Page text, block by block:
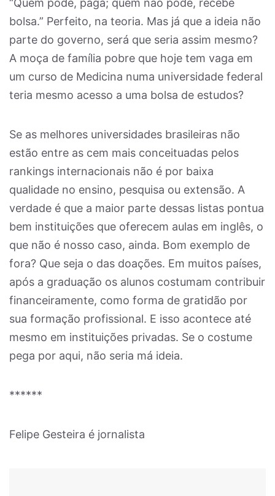
“Quem pode, paga; quem não pode, recebe
bolsa.” Perfeito, na teoria. Mas já que a ideia não
parte do governo, será que seria assim mesmo?
A moça de família pobre que hoje tem vaga em
um curso de Medicina numa universidade federal
teria mesmo acesso a uma bolsa de estudos?
Se as melhores universidades brasileiras não
estão entre as cem mais conceituadas pelos
rankings internacionais não é por baixa
qualidade no ensino, pesquisa ou extensão. A
verdade é que a maior parte dessas listas pontua
bem instituições que oferecem aulas em inglês, o
que não é nosso caso, ainda. Bom exemplo de
fora? Que seja o das doações. Em muitos países,
após a graduação os alunos costumam contribuir
financeiramente, como forma de gratidão por
sua formação profissional. E isso acontece até
mesmo em instituições privadas. Se o costume
pega por aqui, não seria má ideia.
******
Felipe Gesteira é jornalista